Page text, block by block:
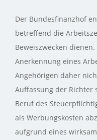
Der Bundesfinanzhof
betreffend die
Beweiszwecken
Anerkennung eines
Angehörigen daher
Auffassung der Richter
Beruf des
als Werbungskosten
aufgrund eines